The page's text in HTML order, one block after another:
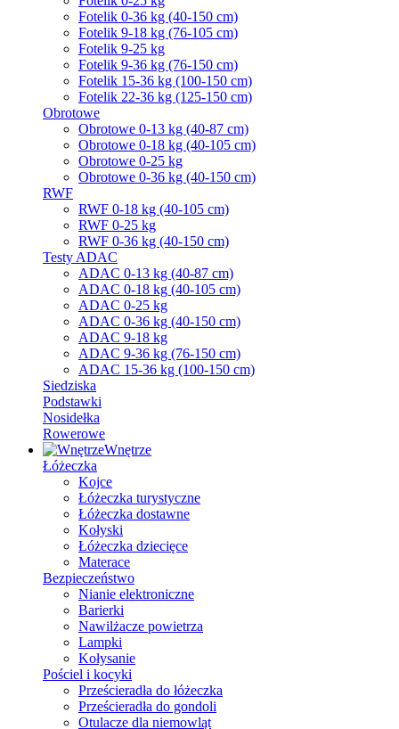
Fotelik 0-36 kg (40-150 cm)
Fotelik 9-18 kg (76-105 cm)
Fotelik 9-25 kg
Fotelik 9-36 kg (76-150 cm)
Fotelik 15-36 kg (100-150 cm)
Fotelik 22-36 kg (125-150 cm)
Obrotowe
Obrotowe 0-13 kg (40-87 cm)
Obrotowe 0-18 kg (40-105 cm)
Obrotowe 0-25 kg
Obrotowe 0-36 kg (40-150 cm)
RWF
RWF 0-18 kg (40-105 cm)
RWF 0-25 kg
RWF 0-36 kg (40-150 cm)
Testy ADAC
ADAC 0-13 kg (40-87 cm)
ADAC 0-18 kg (40-105 cm)
ADAC 0-25 kg
ADAC 0-36 kg (40-150 cm)
ADAC 9-18 kg
ADAC 9-36 kg (76-150 cm)
ADAC 15-36 kg (100-150 cm)
Siedziska
Podstawki
Nosidełka
Rowerowe
Wnętrze
Łóżeczka
Kojce
Łóżeczka turystyczne
Łóżeczka dostawne
Kołyski
Łóżeczka dziecięce
Materace
Bezpieczeństwo
Nianie elektroniczne
Barierki
Nawilżacze powietrza
Lampki
Kołysanie
Pościel i kocyki
Prześcieradła do łóżeczka
Prześcieradła do gondoli
Otulacze dla niemowląt